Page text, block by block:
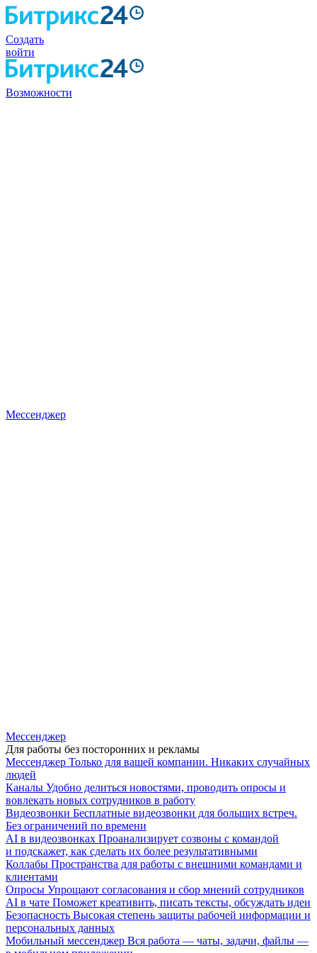
Создать
войти
Возможности
Мессенджер
Мессенджер
Для работы без посторонних и рекламы
Мессенджер Только для вашей компании. Никаких случайных
людей
Каналы Удобно делиться новостями, проводить опросы и
вовлекать новых сотрудников в работу
Видеозвонки Бесплатные видеозвонки для больших встреч.
Без ограничений по времени
AI в видеозвонках Проанализирует созвоны с командой
и подскажет, как сделать их более результативными
Коллабы Пространства для работы с внешними командами и
клиентами
Опросы Упрощают согласования и сбор мнений сотрудников
AI в чате Поможет креативить, писать тексты, обсуждать идеи
Безопасность Высокая степень защиты рабочей информации и
персональных данных
Мобильный мессенджер Вся работа — чаты, задачи, файлы —